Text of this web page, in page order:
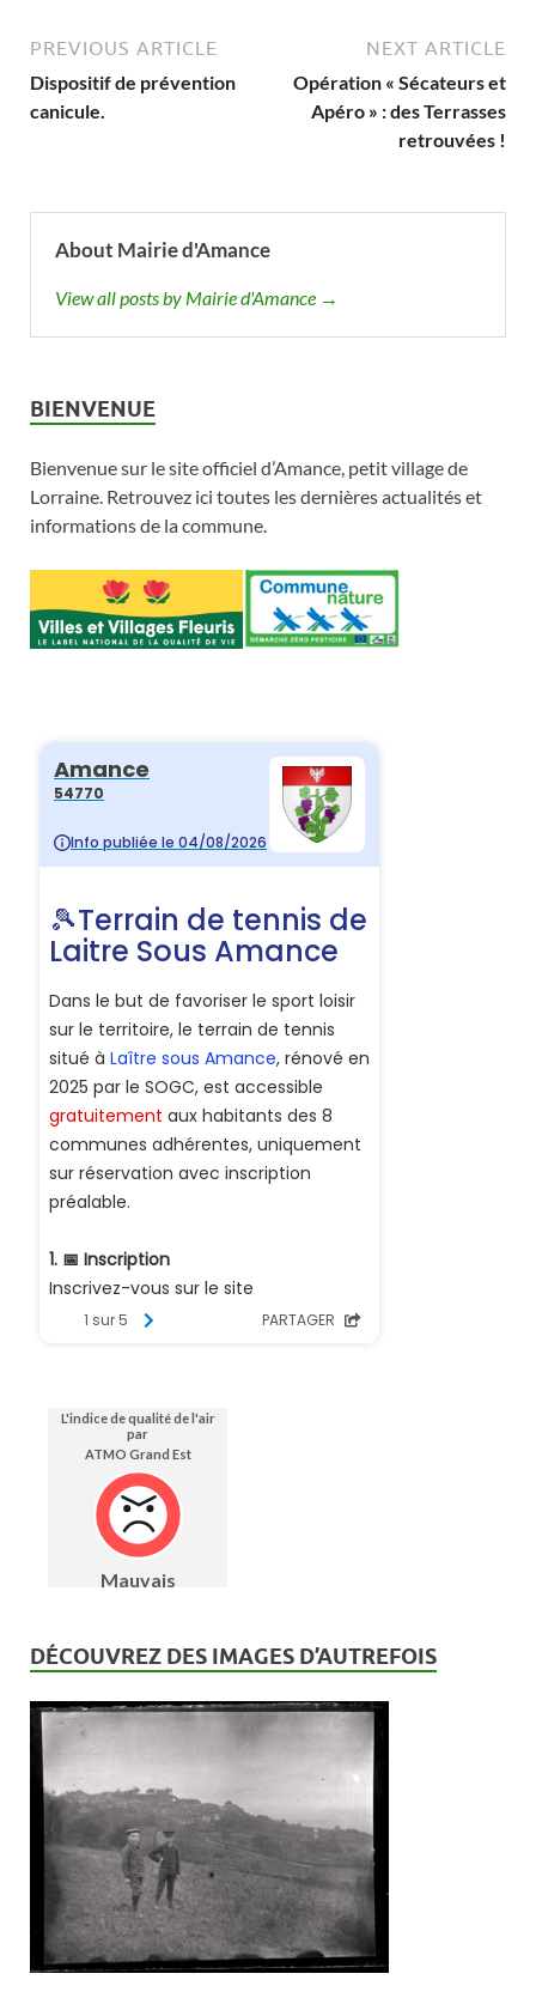
PREVIOUS ARTICLE
Dispositif de prévention
canicule.
NEXT ARTICLE
Opération « Sécateurs et
Apéro » : des Terrasses
retrouvées !
About Mairie d'Amance
View all posts by Mairie d'Amance →
BIENVENUE
Bienvenue sur le site officiel d’Amance, petit village de
Lorraine. Retrouvez ici toutes les dernières actualités et
informations de la commune.
DÉCOUVREZ DES IMAGES D’AUTREFOIS